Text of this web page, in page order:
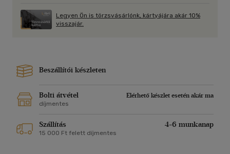
Legyen Ön is törzsvásárlónk, kártyájára akár 10%
visszajár.
Beszállítói készleten
Bolti átvétel
Elérhető készlet esetén akár ma
díjmentes
Szállítás 4-6 munkanap
15 000 Ft felett díjmentes